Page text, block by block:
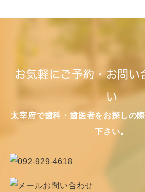
お気軽にご予約・お問い
い
太宰府で歯科・歯医者をお探しの
下さい。